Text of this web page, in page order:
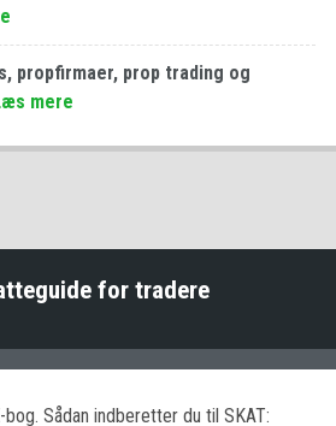
propfirmaer, prop trading og
mere
for tradere
Sådan indberetter du til SKAT: